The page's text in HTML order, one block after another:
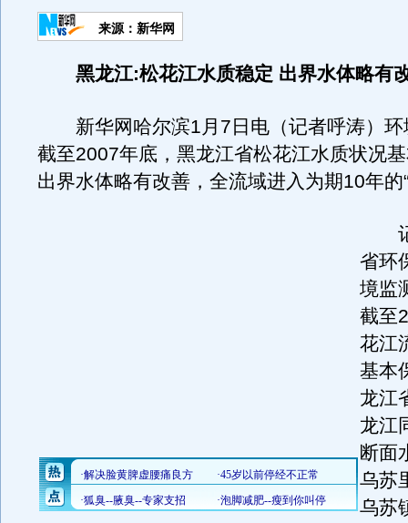
来源：新华网
黑龙江:松花江水质稳定 出界水体略有
新华网哈尔滨1月7日电（记者呼涛）环
截至2007年底，黑龙江省松花江水质状况
出界水体略有改善，全流域进入为期10年的
记
省环
境监
截至
花江
基本
龙江
龙江
断面
乌苏
乌苏